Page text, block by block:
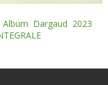
Album Dargaud 2023